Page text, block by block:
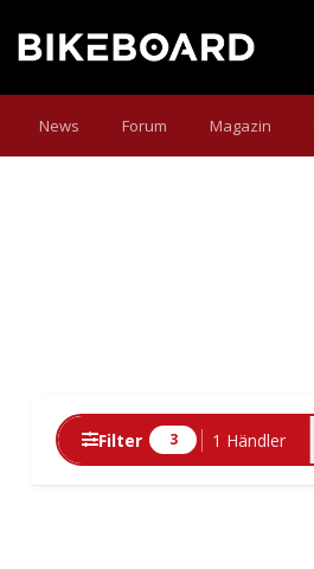
News Forum Magazin
Filter 3 1 Händler